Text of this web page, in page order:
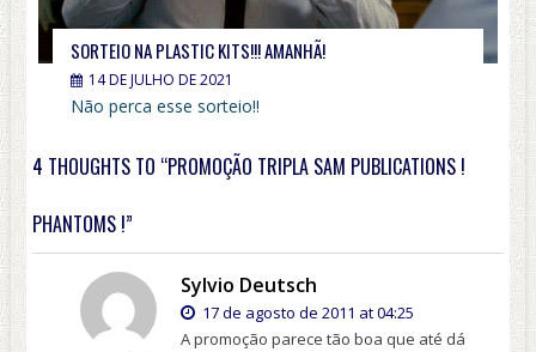
SORTEIO NA PLASTIC KITS!!! AMANHÃ!
14 DE JULHO DE 2021
Não perca esse sorteio!!
4 THOUGHTS TO “PROMOÇÃO TRIPLA SAM PUBLICATIONS !
PHANTOMS !”
Sylvio Deutsch
17 de agosto de 2011 at 04:25
A promoção parece tão boa que até dá